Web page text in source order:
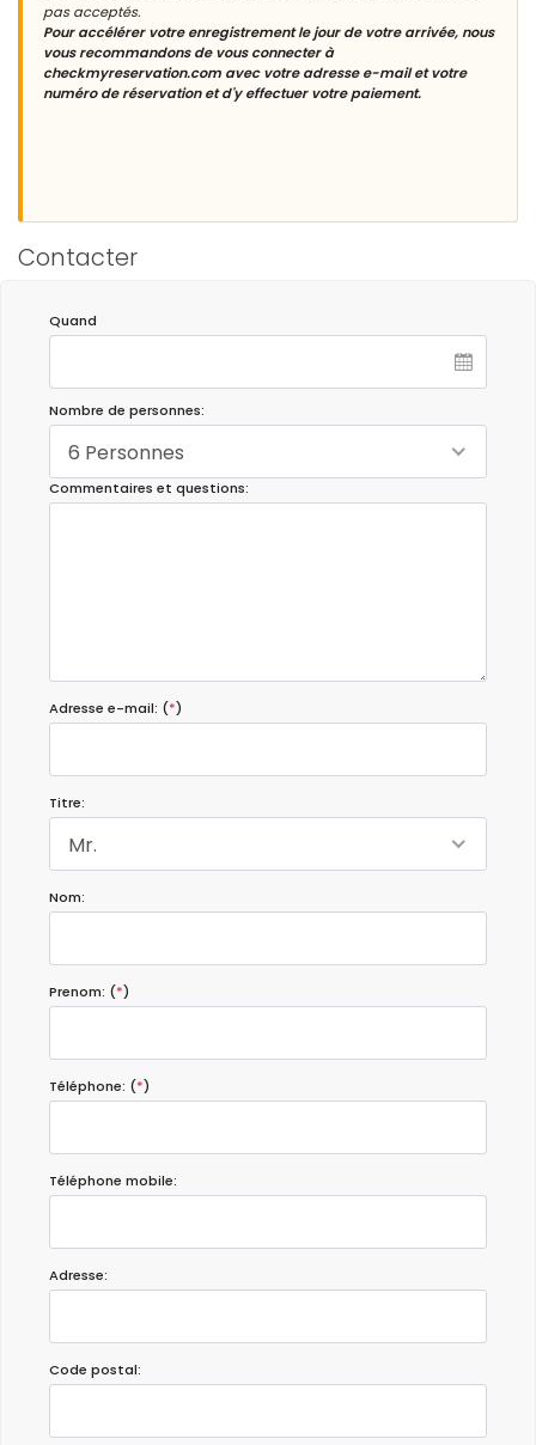
pas acceptés.
Pour accélérer votre enregistrement le jour de votre arrivée, nous
vous recommandons de vous connecter à
checkmyreservation.com avec votre adresse e-mail et votre
numéro de réservation et d'y effectuer votre paiement.
Contacter
Quand
Nombre de personnes:
6 Personnes
Commentaires et questions:
Adresse e-mail: (*)
Titre:
Mr.
Nom:
Prenom: (*)
Téléphone: (*)
Téléphone mobile:
Adresse:
Code postal: